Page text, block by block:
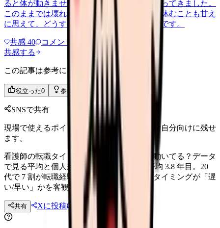
ると体が動きません。食事も喉を通らなくなってきました。
このままでは壊れてしまう気がします。でも休むことも甘え
に思えて、どうすればいいのか分からないんです。
共感 40 コメント
共感する
この記事は参考になりましたか？
役立った0 参考になった
SNSで共有
現場で使えるポイントを、同僚やあとで読む自分向けに残せ
ます。
看護師の転職タイミング、みんな何年目で動いてる？データ
で見る平均と個人差 看護師の初回転職は平均 3.8 年目。20
代で 7 割が転職経験ありのデータ。自分のタイミングが「遅
い/早い」かを客観視する判断材料。
共有 Xに投稿 LINE 投稿文コピー